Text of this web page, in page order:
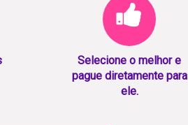
Selecione o melhor e
pague diretamente para
ele.